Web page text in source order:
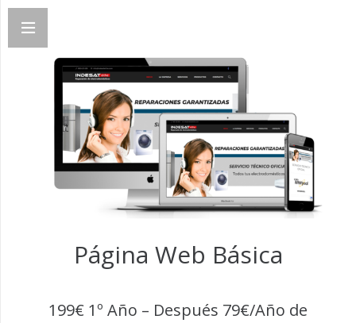
Página Web Básica
199€ 1º Año – Después 79€/Año de